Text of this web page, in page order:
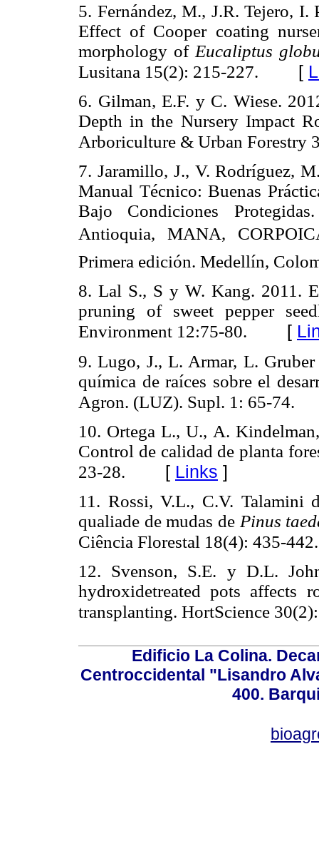
5. Fernández, M., J.R. Tejero,
Effect of Cooper coating
morphology of Eucaliptus
Lusitana 15(2): 215-227. [
6. Gilman, E.F. y C. Wiese.
Depth in the Nursery Impact
Arboriculture & Urban Forestry
7. Jaramillo, J., V. Rodríguez,
Manual Técnico: Buenas
Bajo Condiciones
Antioquia, MANA,
Primera edición. Medellín,
8. Lal S., S y W. Kang. 2011.
pruning of sweet pepper
Environment 12:75-80. [
9. Lugo, J., L. Armar, L.
química de raíces sobre el
Agron. (LUZ). Supl. 1: 65-74.
10. Ortega L., U., A.
Control de calidad de planta
23-28. [ Links ]
11. Rossi, V.L., C.V. Talamini
qualiade de mudas de Pinus
Ciência Florestal 18(4): 435-442.
12. Svenson, S.E. y D.L.
hydroxidetreated pots affects
transplanting. HortScience
Edificio La Colina.
Centroccidental "Lisandro
400.